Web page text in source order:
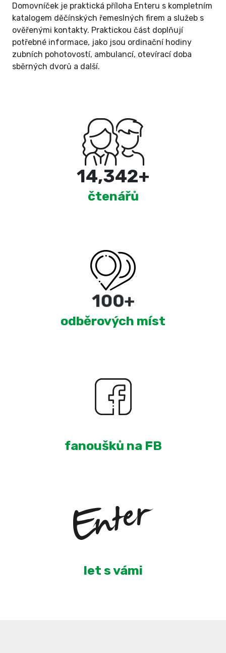
Domovníček je praktická příloha Enteru s kompletním
katalogem děčínských řemeslných firem a služeb s
ověřenými kontakty. Praktickou část doplňují
potřebné informace, jako jsou ordinační hodiny
zubních pohotovostí, ambulancí, otevírací doba
sběrných dvorů a další.
15,000+
čtenářů
180+
odběrových míst
fanoušků na FB
let s vámi